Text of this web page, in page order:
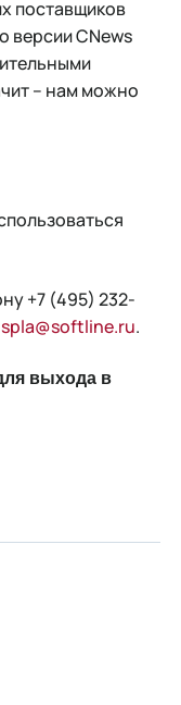
поставщиков
версии CNews
– нам можно
+7 (495) 232-
spla@softline.ru.
выхода в